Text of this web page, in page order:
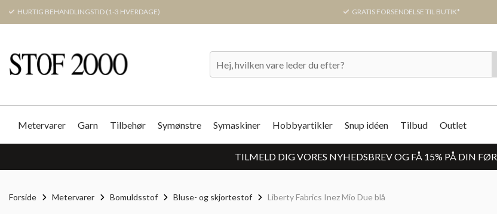
HURTIG BEHANDLINGSTID (1-3 HVERDAGE) GRATIS FORSENDELSE TIL BUTIK*
Metervarer Garn Tilbehør Symønstre Symaskiner Hobbyartikler Snup idéen Tilbud Outlet
TILMELD DIG VORES NYHEDSBREV OG FÅ 15% PÅ DIN
Forside Metervarer Bomuldsstof Bluse- og skjortestof Liberty Fabrics Inez Mio Due blå